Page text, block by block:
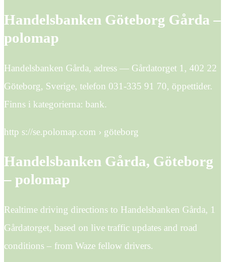
Handelsbanken Göteborg Gårda –
polomap
Handelsbanken Gårda, adress — Gårdatorget 1, 402 22
Göteborg, Sverige, telefon 031-335 91 70, öppettider.
Finns i kategorierna: bank.
http s://se.polomap.com › göteborg
Handelsbanken Gårda, Göteborg
– polomap
Realtime driving directions to Handelsbanken Gårda, 1
Gårdatorget, based on live traffic updates and road
conditions – from Waze fellow drivers.